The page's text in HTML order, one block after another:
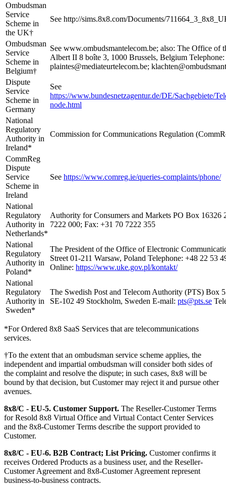
Ombudsman
Service
Scheme in
the UK†
See http://sims.8x8.com/Documents/
Ombudsman
Service
Scheme in
Belgium†
See www.ombudsmantelecom.be; also: The Office
Albert II 8 boîte 3, 1000 Brussels, Belgium
plaintes@mediateurtelecom.be;
Dispute
Service
Scheme in
Germany
See
https://www.bundesnetzagentur.de/DE/Sachgebiete/
node.html
National
Regulatory
Authority in
Ireland*
Commission for Communications Regulation
CommReg
Dispute
Service
Scheme in
Ireland
See https://www.comreg.ie/queries-complaints/phone/
National
Regulatory
Authority in
Netherlands*
Authority for Consumers and Markets PO Box
7222 000; Fax: +31 70 7222 355
National
Regulatory
Authority in
Poland*
The President of the Office of Electronic
Street 01-211 Warsaw, Poland Telephone: +48 22 53
Online: https://www.uke.gov.pl/kontakt/
National
Regulatory
Authority in
Sweden*
The Swedish Post and Telecom Authority (PTS) Box
SE-102 49 Stockholm, Sweden E-mail: pts@pts.se
*For Ordered 8x8 SaaS Services that are telecommunications
services.
†To the extent that an ombudsman service scheme applies, the
independent and impartial ombudsman will consider both sides of
the complaint and resolve the dispute; in such cases, 8x8 will be
bound by that decision, but Customer may reject it and pursue other
avenues.
8x8/C - EU-5. Customer Support. The Reseller-Customer Terms
for Resold 8x8 Virtual Office and Virtual Contact Center Services
and the 8x8-Customer Terms describe the support provided to
Customer.
8x8/C - EU-6. B2B Contract; List Pricing. Customer confirms it
receives Ordered Products as a business user, and the Reseller-
Customer Agreement and 8x8-Customer Agreement represent
business-to-business contracts.